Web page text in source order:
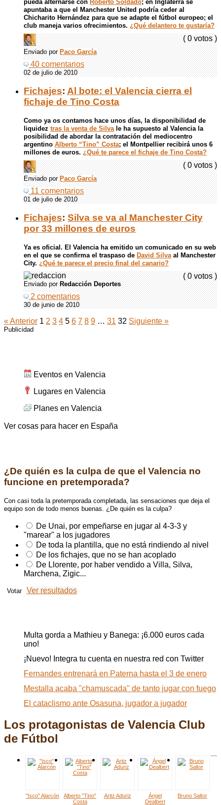
pueda alternarse con Roberto Soldado; en Inglaterra se
apuntaba a que el Manchester United podría ceder al
Chicharito Hernández para que se adapte el fútbol europeo; el
club maneja varios ofrecimientos. ¿Qué delantero te gustaría?
( 0 votos )
Enviado por Paco García
40 comentarios
02 de julio de 2010
Fichajes: Al bote: el Valencia cierra el
fichaje de Tino Costa
Como ya os contamos hace unos días, la disponibilidad de
liquidez tras la venta de Silvale ha supuesto al Valencia la
posibilidad de abordar la contratación del mediocentro
argentino Alberto “Tino” Costa; el Montpellier recibirá unos 6
millones de euros. ¿Qué te parece el fichaje de Tino Costa?
( 0 votos )
Enviado por Paco García
11 comentarios
01 de julio de 2010
Fichajes: Silva se va al Manchester City
por 33 millones de euros
Ya es oficial. El Valencia ha emitido un comunicado en su web
en el que se confirma el traspaso de David Silvaal Manchester
City. ¿Qué te parece el precio final del canario?
( 0 votos )
Enviado por Redacción Deportes
2 comentarios
30 de junio de 2010
« Anterior 1 2 3 4 5 6 7 8 9 … 31 32 Siguiente »
Publicidad
Eventos en Valencia
Lugares en Valencia
Planes en Valencia
Ver cosas para hacer en España
¿De quién es la culpa de que el Valencia no
funcione en pretemporada?
Con casi toda la pretemporada completada, las sensaciones que deja el
equipo son de todo menos buenas. ¿De quién es la culpa?
De Unai, por empeñarse en jugar al 4-3-3 y
"marear" a los jugadores
De toda la plantilla, que no está rindiendo al nivel
De los fichajes, que no se han acoplado
De Llorente, por haber vendido a Villa, Silva,
Marchena, Zigic...
Ver resultados
Multa gorda a Mathieu y Banega: ¡6.000 euros cada
uno!
¡Nuevo! Integra tu cuenta en nuestra red con Twitter
Fernandes entrenará en Paterna hasta el 3 de enero
Mestalla acaba "chamuscada" de tanto jugar con fuego
El cataclismo ante Osasuna, jugador a jugador
Los protagonistas de Valencia Club
de Fútbol
"Isco" Alarcón
Alberto "Tino"
Costa
Aritz Aduriz
Ángel
Dealbert
Bruno Saltor